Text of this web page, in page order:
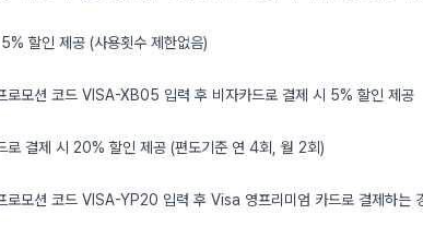
할인 제공 (사용횟수 제한없음)
로모션 코드 VISA-XB05 입력 후 비자카드로 결제 시 5% 할인 제공
로 결제 시 20% 할인 제공 (편도기준 연 4회, 월 2회)
로모션 코드 VISA-YP20 입력 후 Visa 영프리미엄 카드로 결제하는